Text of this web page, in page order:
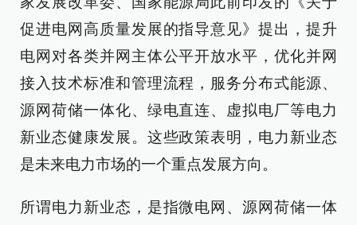
促进电网高质量发展的指导意见》提出，提升
电网对各类并网主体公平开放水平，优化并网
接入技术标准和管理流程，服务分布式能源、
源网荷储一体化、绿电直连、虚拟电厂等电力
新业态健康发展。这些政策表明，电力新业态
是未来电力市场的一个重点发展方向。
所谓电力新业态，是指微电网、源网荷储一体